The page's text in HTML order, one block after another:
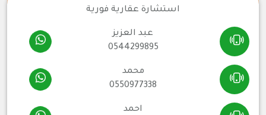
استشارة عقارية فورية
عبد العزيز
0544299895
محمد
0550977338
احمد